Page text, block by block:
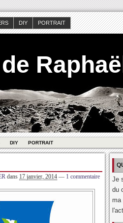
DIY PORTRAIT
DIY PORTRAIT
dans 17 janvier, 2014 — 1 commentaire
Je
du
ma